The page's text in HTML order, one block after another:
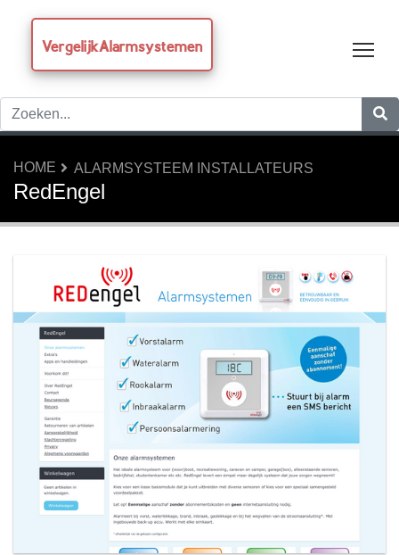
VergelijkAlarmsystemen
HOME ALARMSYSTEEM INSTALLATEURS
RedEngel